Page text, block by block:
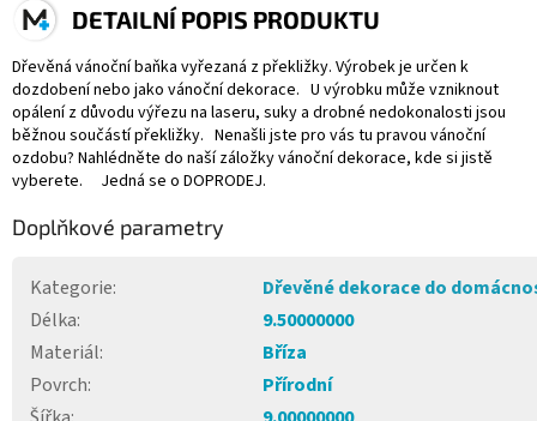
DETAILNÍ POPIS PRODUKTU
Dřevěná vánoční baňka vyřezaná z překližky. Výrobek je určen k
dozdobení nebo jako vánoční dekorace. U výrobku může vzniknout
opálení z důvodu výřezu na laseru, suky a drobné nedokonalosti jsou
běžnou součástí překližky. Nenašli jste pro vás tu pravou vánoční
ozdobu? Nahlédněte do naší záložky vánoční dekorace, kde si jistě
vyberete. Jedná se o DOPRODEJ.
Doplňkové parametry
Kategorie:
Dřevěné dekorace do
Délka:
9.50000000
Materiál:
Bříza
Povrch:
Přírodní